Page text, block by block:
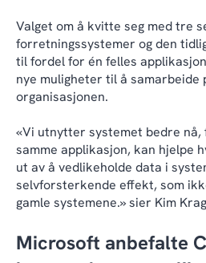
Valget om å kvitte seg med tre
forretningssystemer og den
til fordel for én felles
nye muligheter til å samarbeide
organisasjonen.
«Vi utnytter systemet bedre
samme applikasjon, kan hjelpe
ut av å vedlikeholde data i
selvforsterkende effekt, som
gamle systemene.» sier Kim
Microsoft anbefalte